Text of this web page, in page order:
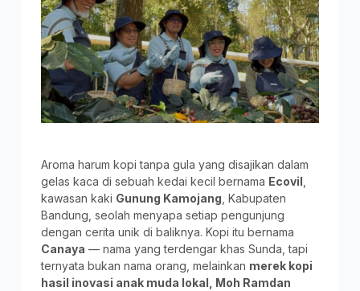
Aroma harum kopi tanpa gula yang disajikan dalam
gelas kaca di sebuah kedai kecil bernama Ecovil
kawasan kaki Gunung Kamojang , Kabupaten
Bandung, seolah menyapa setiap pengunjung
dengan cerita unik di baliknya. Kopi itu bernama
Canaya — nama yang terdengar khas Sunda, tapi
ternyata bukan nama orang, melainkan merek kopi
hasil inovasi anak muda lokal, Moh Ramdan